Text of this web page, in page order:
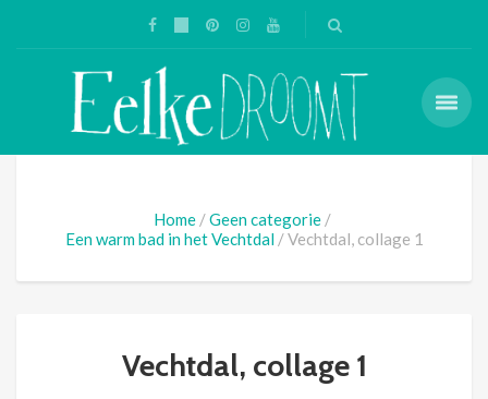
Home
Geen categorie
Een warm bad in het Vechtdal
Vechtdal, collage 1
Vechtdal, collage 1